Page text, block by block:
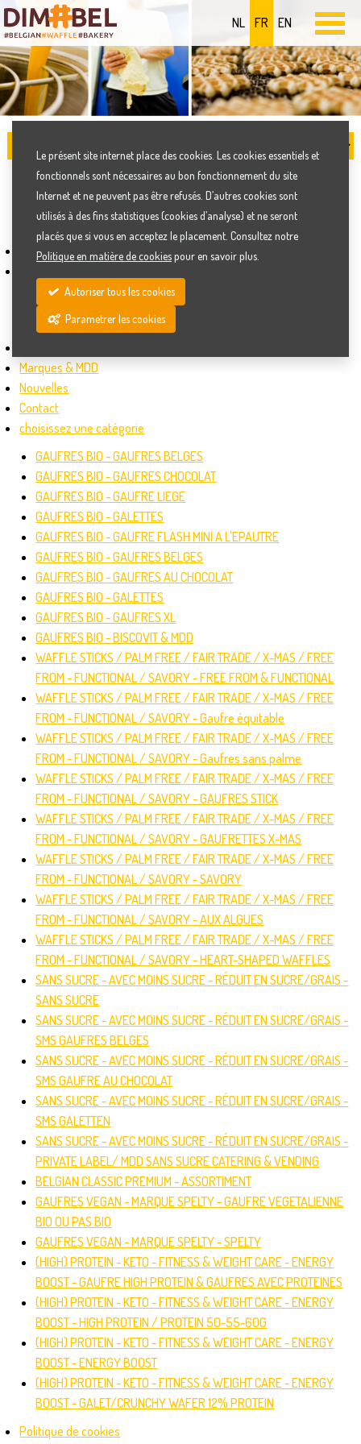
NL FR EN
SITEMAP
Bienvenue chez la gaufrerie Dimabel
Histoire
Philosophie
Marques & MDD
Nouvelles
Contact
choisissez une catégorie
GAUFRES BIO - GAUFRES BELGES
GAUFRES BIO - GAUFRES CHOCOLAT
GAUFRES BIO - GAUFRE LIEGE
GAUFRES BIO - GALETTES
GAUFRES BIO - GAUFRE FLASH MINI A L'EPAUTRE
GAUFRES BIO - GAUFRES BELGES
GAUFRES BIO - GAUFRES AU CHOCOLAT
GAUFRES BIO - GALETTES
GAUFRES BIO - GAUFRES XL
GAUFRES BIO - BISCOVIT & MDD
WAFFLE STICKS / PALM FREE / FAIR TRADE / X-MAS / FREE
FROM - FUNCTIONAL / SAVORY - FREE FROM & FUNCTIONAL
WAFFLE STICKS / PALM FREE / FAIR TRADE / X-MAS / FREE
FROM - FUNCTIONAL / SAVORY - Gaufre équitable
WAFFLE STICKS / PALM FREE / FAIR TRADE / X-MAS / FREE
FROM - FUNCTIONAL / SAVORY - Gaufres sans palme
WAFFLE STICKS / PALM FREE / FAIR TRADE / X-MAS / FREE
FROM - FUNCTIONAL / SAVORY - GAUFRES STICK
WAFFLE STICKS / PALM FREE / FAIR TRADE / X-MAS / FREE
FROM - FUNCTIONAL / SAVORY - GAUFRETTES X-MAS
WAFFLE STICKS / PALM FREE / FAIR TRADE / X-MAS / FREE
FROM - FUNCTIONAL / SAVORY - SAVORY
WAFFLE STICKS / PALM FREE / FAIR TRADE / X-MAS / FREE
FROM - FUNCTIONAL / SAVORY - AUX ALGUES
WAFFLE STICKS / PALM FREE / FAIR TRADE / X-MAS / FREE
FROM - FUNCTIONAL / SAVORY - HEART-SHAPED WAFFLES
SANS SUCRE - AVEC MOINS SUCRE - RÉDUIT EN SUCRE/GRAIS -
SANS SUCRE
SANS SUCRE - AVEC MOINS SUCRE - RÉDUIT EN SUCRE/GRAIS -
SMS GAUFRES BELGES
SANS SUCRE - AVEC MOINS SUCRE - RÉDUIT EN SUCRE/GRAIS -
SMS GAUFRE AU CHOCOLAT
SANS SUCRE - AVEC MOINS SUCRE - RÉDUIT EN SUCRE/GRAIS -
SMS GALETTEN
SANS SUCRE - AVEC MOINS SUCRE - RÉDUIT EN SUCRE/GRAIS -
PRIVATE LABEL/ MDD SANS SUCRE CATERING & VENDING
BELGIAN CLASSIC PREMIUM - ASSORTIMENT
GAUFRES VEGAN - MARQUE SPELTY - GAUFRE VEGETALIENNE
BIO OU PAS BIO
GAUFRES VEGAN - MARQUE SPELTY - SPELTY
(HIGH) PROTEIN - KETO - FITNESS & WEIGHT CARE - ENERGY
BOOST - GAUFRE HIGH PROTEIN & GAUFRES AVEC PROTEINES
(HIGH) PROTEIN - KETO - FITNESS & WEIGHT CARE - ENERGY
BOOST - HIGH PROTEIN / PROTEIN 50-55-60G
(HIGH) PROTEIN - KETO - FITNESS & WEIGHT CARE - ENERGY
BOOST - ENERGY BOOST
(HIGH) PROTEIN - KETO - FITNESS & WEIGHT CARE - ENERGY
BOOST - GALET/CRUNCHY WAFER 12% PROTEIN
Politique de cookies
Le présent site internet place des cookies. Les cookies essentiels et
fonctionnels sont nécessaires au bon fonctionnement du site
Internet et ne peuvent pas être refusés. D’autres cookies sont
utilisés à des fins statistiques (cookies d’analyse) et ne seront
placés que si vous en acceptez le placement. Consultez notre
Politique en matière de cookiespour en savoir plus.
Autoriser tous les cookies
Parametrer les cookies